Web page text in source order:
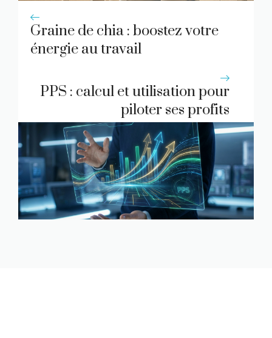
Graine de chia : boostez votre
énergie au travail
PPS : calcul et utilisation pour
piloter ses profits